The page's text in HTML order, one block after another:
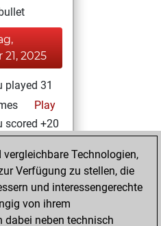
2025
played 31
Play
scored +20
Juni
achieved a
Technologien,
Verfügung zu stellen, die
und interessengerechte
von ihrem
dabei neben technisch